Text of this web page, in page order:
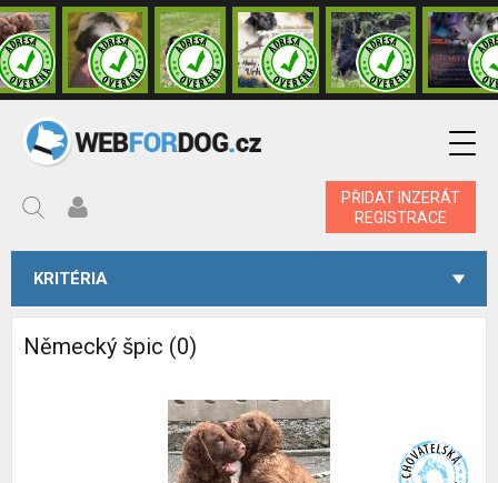
PŘIDAT INZERÁT
REGISTRACE
KRITÉRIA
Německý špic (0)